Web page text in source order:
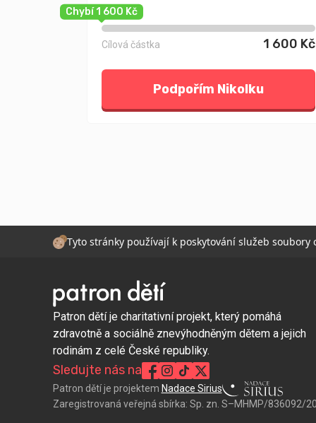
Chybí 1 600 Kč
Cílová částka 1 600 Kč
Podpořím Nikolku
Tyto stránky používají k poskytování služeb
Patron dětí je charitativní projekt, který pomáhá
zdravotně a sociálně znevýhodněným dětem a jejich
rodinám z celé České republiky.
Sledujte nás na
Patron dětí je projektem Nadace Sirius
Zaregistrovaná veřejná sbírka: Sp. zn. S–MHMP/836092/